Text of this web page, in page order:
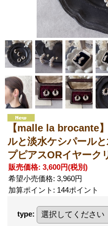
【malle la brocante
ルと淡水ケシパール
プピアスORイヤーク
販売価格: 3,600円(税別)
希望小売価格: 3,960円
加算ポイント: 144ポイント
type: